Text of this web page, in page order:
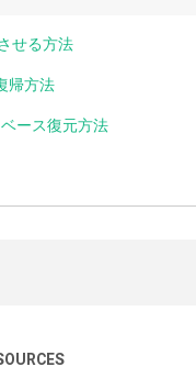
せる方法
帰方法
ース復元方法